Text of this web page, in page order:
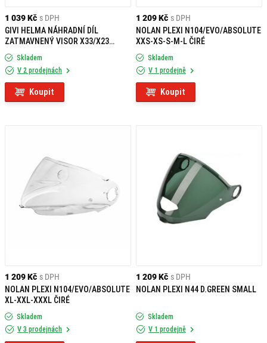
1 039 Kč s DPH
GIVI HELMA NÁHRADNÍ DÍL
ZATMAVNENÝ VISOR X33/X23
Z2597FR
Skladem
V 2 prodejnách
Koupit
1 209 Kč s DPH
NOLAN PLEXI N104/EVO/ABSOLUTE
XXS-XS-S-M-L ČIRÉ
Skladem
V 1 prodejně
Koupit
1 209 Kč s DPH
NOLAN PLEXI N104/EVO/ABSOLUTE
XL-XXL-XXXL ČIRÉ
Skladem
V 3 prodejnách
1 209 Kč s DPH
NOLAN PLEXI N44 D.GREEN SMALL
Skladem
V 1 prodejně